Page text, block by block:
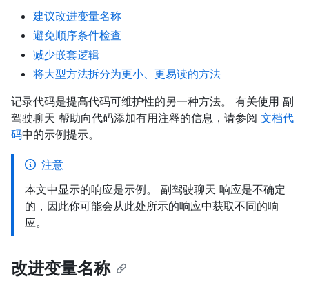
建议改进变量名称
避免顺序条件检查
减少嵌套逻辑
将大型方法拆分为更小、更易读的方法
记录代码是提高代码可维护性的另一种方法。 有关使用 副
驾驶聊天 帮助向代码添加有用注释的信息，请参阅 文档代
码中的示例提示。
注意
本文中显示的响应是示例。 副驾驶聊天 响应是不确定
的，因此你可能会从此处所示的响应中获取不同的响
应。
改进变量名称